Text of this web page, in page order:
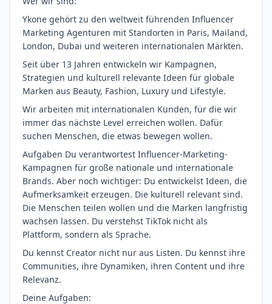
Ykone gehört zu den weltweit führenden Influencer
Marketing Agenturen mit Standorten in Paris, Mailand,
London, Dubai und weiteren internationalen Märkten.
Seit über 13 Jahren entwickeln wir Kampagnen,
Strategien und kulturell relevante Ideen für globale
Marken aus Beauty, Fashion, Luxury und Lifestyle.
Wir arbeiten mit internationalen Kunden, für die wir
immer das nächste Level erreichen wollen. Dafür
suchen Menschen, die etwas bewegen wollen.
Aufgaben Du verantwortest Influencer-Marketing-
Kampagnen für große nationale und internationale
Brands. Aber noch wichtiger: Du entwickelst Ideen, die
Aufmerksamkeit erzeugen. Die kulturell relevant sind.
Die Menschen teilen wollen und die Marken langfristig
wachsen lassen. Du verstehst TikTok nicht als
Plattform, sondern als Sprache.
Du kennst Creator nicht nur aus Listen. Du kennst ihre
Communities, ihre Dynamiken, ihren Content und ihre
Relevanz.
Deine Aufgaben: